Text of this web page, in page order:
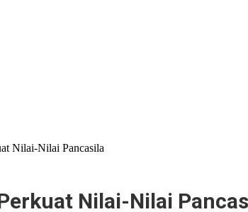
Nilai-Nilai Pancasila
Nilai-Nilai